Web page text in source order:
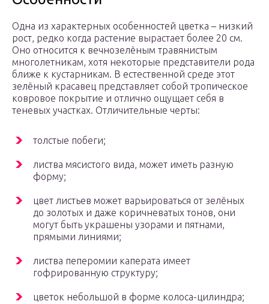
Одна из характерных особенностей цветка – низкий
рост, редко когда растение вырастает более 20 см.
Оно относится к вечнозелёным травянистым
многолетникам, хотя некоторые представители рода
ближе к кустарникам. В естественной среде этот
зелёный красавец представляет собой тропическое
ковровое покрытие и отлично ощущает себя в
теневых участках. Отличительные черты:
толстые побеги;
листва мясистого вида, может иметь разную
форму;
цвет листьев может варьироваться от зелёных
до золотых и даже коричневатых тонов, они
могут быть украшены узорами и пятнами,
прямыми линиями;
листва пеперомии каперата имеет
гофрированную структуру;
цветок небольшой в форме колоса-цилиндра;